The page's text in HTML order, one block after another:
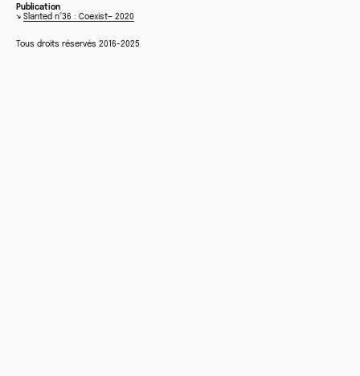
Publication
↘ Slanted n°36 : Coexist— 2020
Tous droits réservés 2016-2025